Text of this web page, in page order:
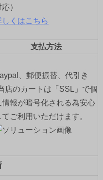
）
しくはこちら
支払方法
、郵便振替、代引き
店のカートは「SSL」で個
情報が暗号化される為安心
てご利用いただけます。